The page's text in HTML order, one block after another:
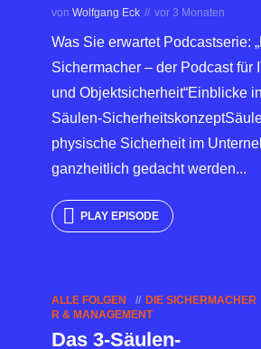
von Wolfgang Eck vor 3 Monaten
Was Sie erwartet Podcastserie:
Sichermacher – der Podcast für
und Objektsicherheit“Einblicke
Säulen-
physische Sicherheit im
ganzheitlich gedacht werden...
PLAY EPISODE
ALLE FOLGEN DIE SICHERMACHER
R & MANAGEMENT
Das 3-Säulen-